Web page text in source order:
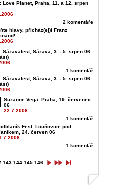
Love Planet, Praha, 11. a 12. srpen
2 komentáře
hlavy, přicház(ej)í Franz
Sázavafest, Sázava, 3. - 5. srpen 06
1 komentář
Sázavafest, Sázava, 3. - 5. srpen 06
Suzanne Vega, Praha, 19. červenec
06
22.7.2006
1 komentář
Fest, Louňovice pod
24. červen 06
1 komentář
143 144 145 146